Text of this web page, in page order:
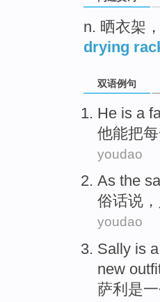
n. 晒衣架
drying
双语例句
He is a
他能把每
youdao
As the
俗话说，
youdao
Sally is a
new
萨利 是